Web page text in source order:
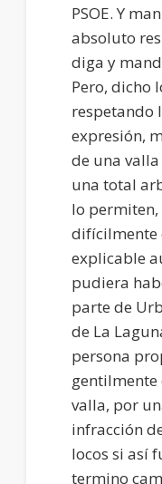
PSOE. Y
absoluto
diga y
Pero, dicho
respetando
expresión,
de una
una total
lo
difícilmente
explicable
pudiera
parte de
de La
persona
gentilmente
valla, por
infracción
locos si así
termino